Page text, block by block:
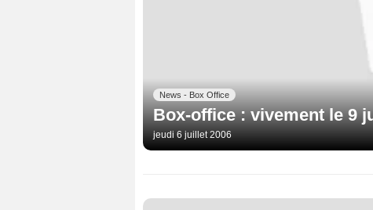
News - Box Office
Box-office : vivement le 9
jeudi 6 juillet 2006